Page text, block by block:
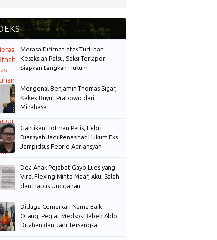
Merasa Difitnah atas Tuduhan
Kesaksian Palsu, Saksi Terlapor
Siapkan Langkah Hukum
Mengenal Benjamin Thomas Sigar,
Kakek Buyut Prabowo dari
Minahasa
Gantikan Hotman Paris, Febri
Diansyah Jadi Penasihat Hukum Eks
Jampidsus Febrie Adriansyah
Dea Anak Pejabat Gayo Lues yang
Viral Flexing Minta Maaf, Akui Salah
dan Hapus Unggahan
Diduga Cemarkan Nama Baik
Orang, Pegiat Medsos Babeh Aldo
Ditahan dan Jadi Tersangka